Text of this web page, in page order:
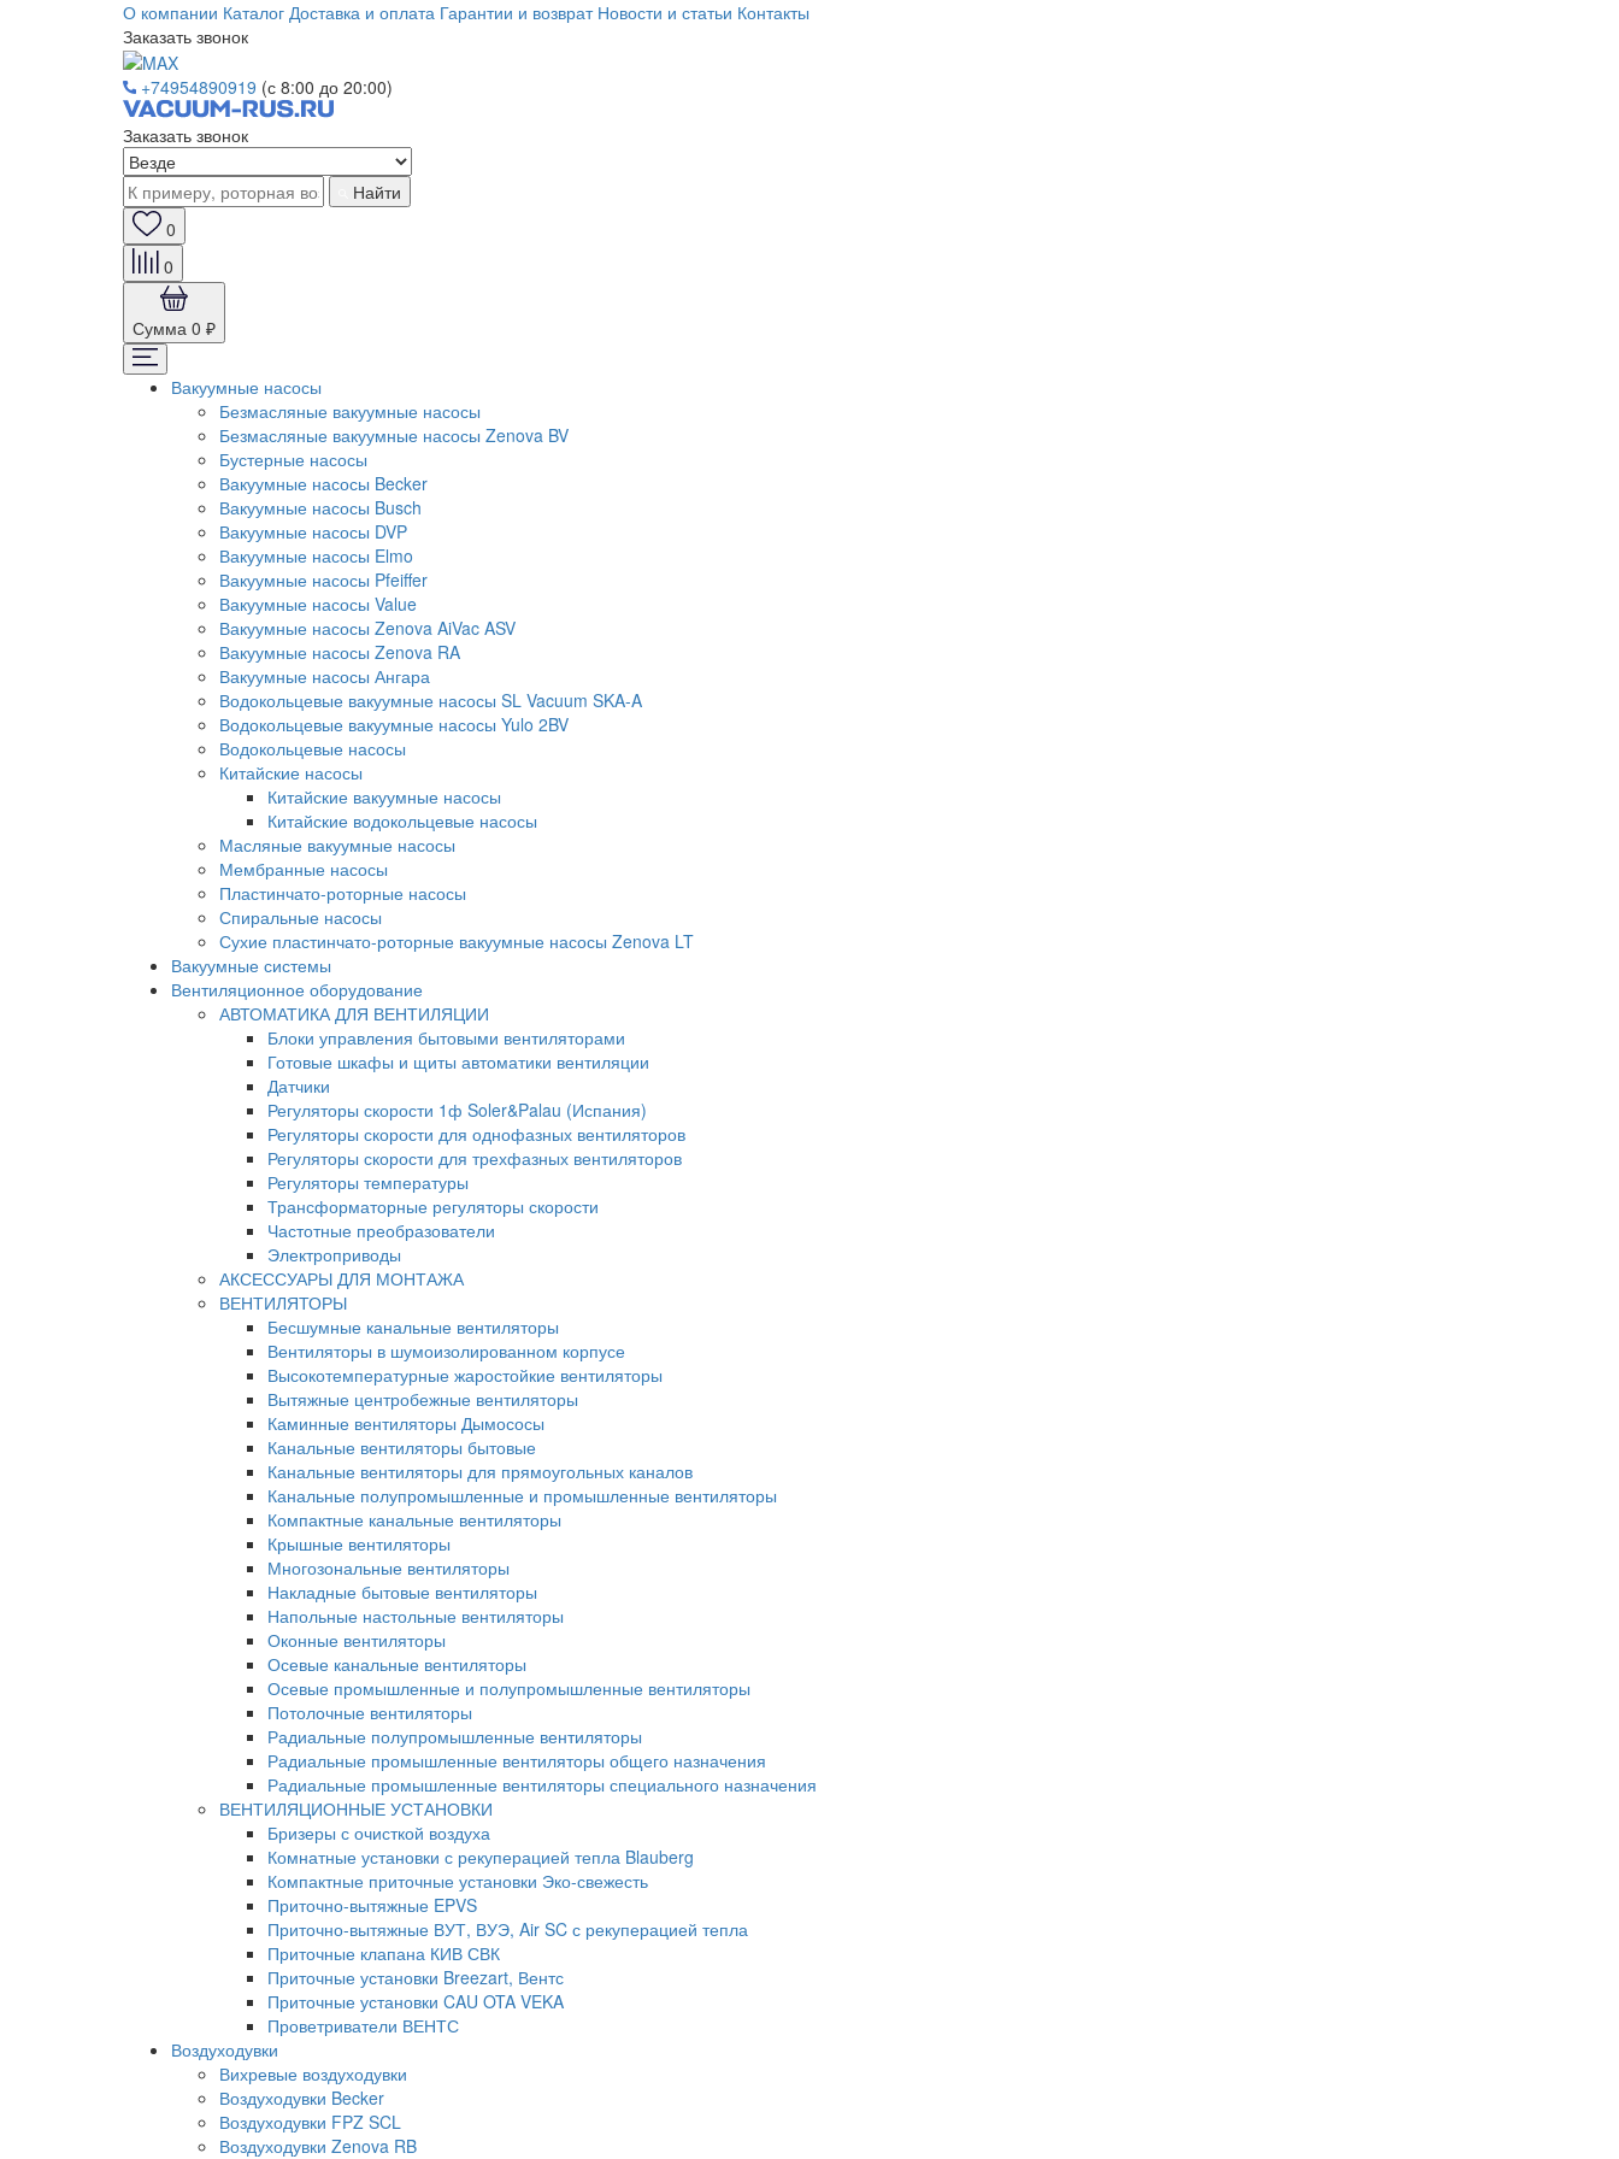
О компании Каталог Доставка и оплата Гарантии и возврат Новости и статьи Контакты
Заказать звонок
+74954890919 (с 8:00 до 20:00)
Заказать звонок
Найти
0
0
Сумма 0 ₽
Вакуумные насосы
Безмасляные вакуумные насосы
Безмасляные вакуумные насосы Zenova BV
Бустерные насосы
Вакуумные насосы Becker
Вакуумные насосы Busch
Вакуумные насосы DVP
Вакуумные насосы Elmo
Вакуумные насосы Pfeiffer
Вакуумные насосы Value
Вакуумные насосы Zenova AiVac ASV
Вакуумные насосы Zenova RA
Вакуумные насосы Ангара
Водокольцевые вакуумные насосы SL Vacuum SKA-A
Водокольцевые вакуумные насосы Yulo 2BV
Водокольцевые насосы
Китайские насосы
Китайские вакуумные насосы
Китайские водокольцевые насосы
Масляные вакуумные насосы
Мембранные насосы
Пластинчато-роторные насосы
Спиральные насосы
Сухие пластинчато-роторные вакуумные насосы Zenova LT
Вакуумные системы
Вентиляционное оборудование
АВТОМАТИКА ДЛЯ ВЕНТИЛЯЦИИ
Блоки управления бытовыми вентиляторами
Готовые шкафы и щиты автоматики вентиляции
Датчики
Регуляторы скорости 1ф Soler&Palau (Испания)
Регуляторы скорости для однофазных вентиляторов
Регуляторы скорости для трехфазных вентиляторов
Регуляторы температуры
Трансформаторные регуляторы скорости
Частотные преобразователи
Электроприводы
АКСЕССУАРЫ ДЛЯ МОНТАЖА
ВЕНТИЛЯТОРЫ
Бесшумные канальные вентиляторы
Вентиляторы в шумоизолированном корпусе
Высокотемпературные жаростойкие вентиляторы
Вытяжные центробежные вентиляторы
Каминные вентиляторы Дымососы
Канальные вентиляторы бытовые
Канальные вентиляторы для прямоугольных каналов
Канальные полупромышленные и промышленные вентиляторы
Компактные канальные вентиляторы
Крышные вентиляторы
Многозональные вентиляторы
Накладные бытовые вентиляторы
Напольные настольные вентиляторы
Оконные вентиляторы
Осевые канальные вентиляторы
Осевые промышленные и полупромышленные вентиляторы
Потолочные вентиляторы
Радиальные полупромышленные вентиляторы
Радиальные промышленные вентиляторы общего назначения
Радиальные промышленные вентиляторы специального назначения
ВЕНТИЛЯЦИОННЫЕ УСТАНОВКИ
Бризеры с очисткой воздуха
Комнатные установки с рекуперацией тепла Blauberg
Компактные приточные установки Эко-свежесть
Приточно-вытяжные EPVS
Приточно-вытяжные ВУТ, ВУЭ, Air SC с рекуперацией тепла
Приточные клапана КИВ СВК
Приточные установки Breezart, Вентс
Приточные установки CAU OTA VEKA
Проветриватели ВЕНТС
Воздуходувки
Вихревые воздуходувки
Воздуходувки Becker
Воздуходувки FPZ SCL
Воздуходувки Zenova RB